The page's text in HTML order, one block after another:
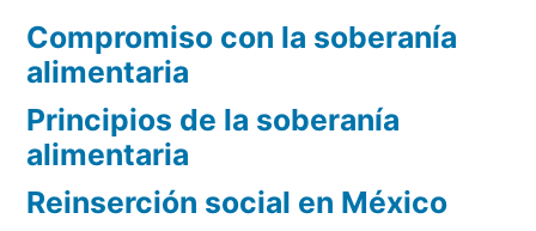
Compromiso con la soberanía
alimentaria
Principios de la soberanía
alimentaria
Reinserción social en México